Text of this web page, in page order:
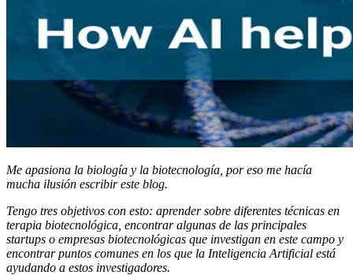
Me apasiona la biología y la biotecnología, por eso me hacía
mucha ilusión escribir este blog.
Tengo tres objetivos con esto: aprender sobre diferentes técnicas en
terapia biotecnológica, encontrar algunas de las principales
startups o empresas biotecnológicas que investigan en este campo y
encontrar puntos comunes en los que la Inteligencia Artificial está
ayudando a estos investigadores.